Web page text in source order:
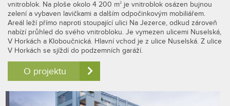
vnitroblok. Na ploše okolo 4 200 m2
je vnitroblok osázen bujnou
zelení a vybaven lavičkami a dalším odpočinkovým mobiliářem.
Areál leží přímo naproti stoupající ulici Na Jezerce, odkud zároveň
nabízí průhled do svého vnitrobloku. Je vymezen ulicemi Nuselská,
V Horkách a Kloboučnická. Hlavní vchod je z ulice Nuselská. Z ulice
V Horkách se sjíždí do podzemních garáží.
O projektu